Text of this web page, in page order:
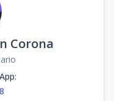
Corona
: